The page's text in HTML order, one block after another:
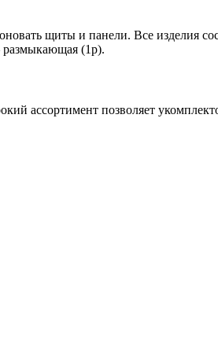
щиты и панели. Все изделия
размыкающая (1р).
ассортимент позволяет